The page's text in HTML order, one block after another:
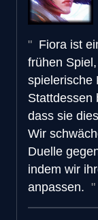
Fiora ist
frühen
spielerische
Stattdessen
dass sie
Wir
Duelle
indem wir
anpassen.